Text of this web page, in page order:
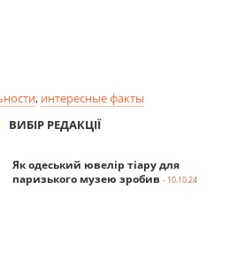
, интересные факты
ВИБІР РЕДАКЦІЇ
Як одеський ювелір тіару для
паризького музею зробив - 10.10.24